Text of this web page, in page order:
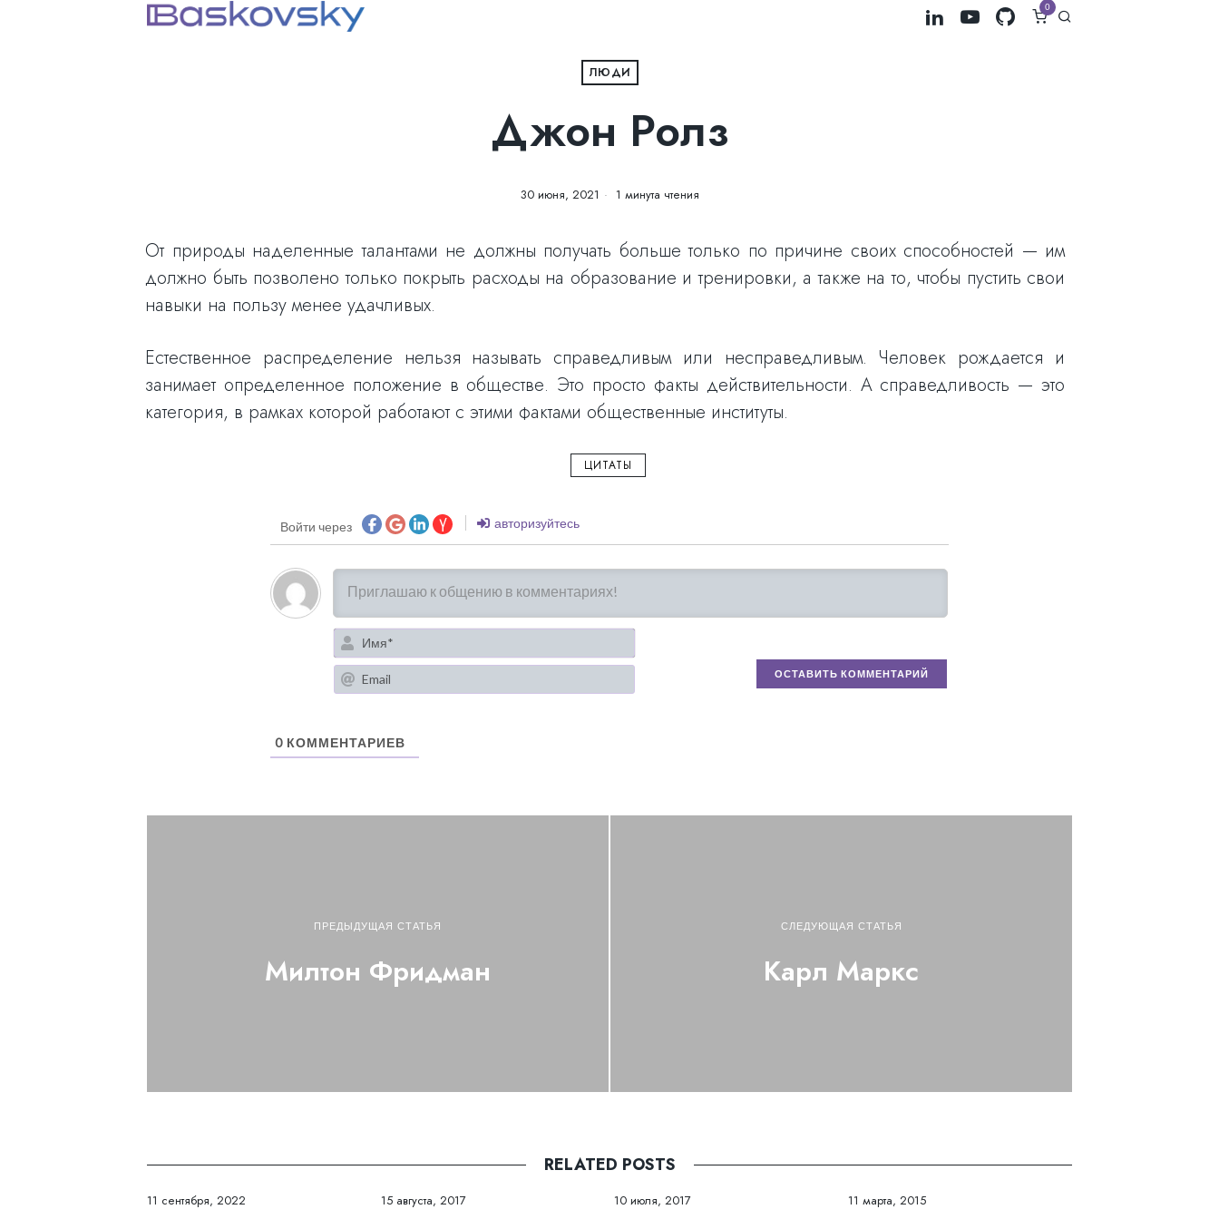
0
ЛЮДИ
Джон Ролз
30 июня, 2021 1 минута чтения
От природы наделенные талантами не должны получать больше только по причине своих способностей — им
должно быть позволено только покрыть расходы на образование и тренировки, а также на то, чтобы пустить свои
навыки на пользу менее удачливых.
Естественное распределение нельзя называть справедливым или несправедливым. Человек рождается и
занимает определенное положение в обществе. Это просто факты действительности. А справедливость — это
категория, в рамках которой работают с этими фактами общественные институты.
ЦИТАТЫ
Войти через авторизуйтесь
Имя*
Email
0 КОММЕНТАРИЕВ
ПРЕДЫДУЩАЯ СТАТЬЯ
Милтон Фридман
СЛЕДУЮЩАЯ СТАТЬЯ
Карл Маркс
RELATED POSTS
11 сентября, 2022 15 августа, 2017 10 июля, 2017 11 марта, 2015